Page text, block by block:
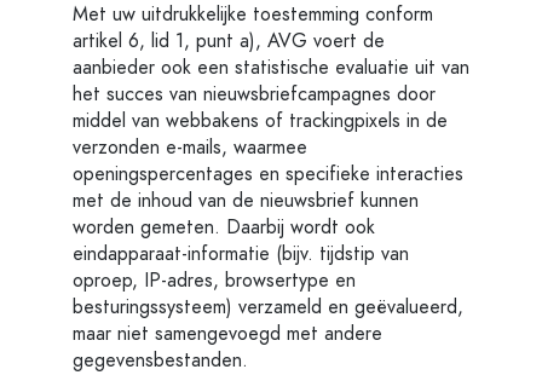
Met uw uitdrukkelijke toestemming conform
artikel 6, lid 1, punt a), AVG voert de
aanbieder ook een statistische evaluatie uit van
het succes van nieuwsbriefcampagnes door
middel van webbakens of trackingpixels in de
verzonden e-mails, waarmee
openingspercentages en specifieke interacties
met de inhoud van de nieuwsbrief kunnen
worden gemeten. Daarbij wordt ook
eindapparaat-informatie (bijv. tijdstip van
oproep, IP-adres, browsertype en
besturingssysteem) verzameld en geëvalueerd,
maar niet samengevoegd met andere
gegevensbestanden.